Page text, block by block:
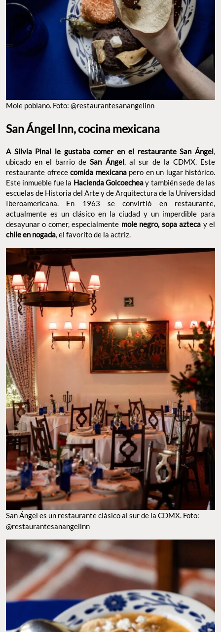
Mole poblano. Foto: @restaurantesanangelinn
San Ángel Inn, cocina mexicana
A Silvia Pinal le gustaba comer en el restaurante San Ángel,
ubicado en el barrio deSan Ángel, al sur de la CDMX. Este
restaurante ofrece comida mexicanapero en un lugar histórico.
Este inmueble fue la Hacienda Goicoecheay también sede de las
escuelas de Historia del Arte y de Arquitectura de la Universidad
Iberoamericana. En 1963 se convirtió en restaurante,
actualmente es un clásico en la ciudad y un imperdible para
desayunar o comer, especialmente mole negro, sopa azteca y el
chile en nogada, el favorito de la actriz.
San Ángel es un restaurante clásico al sur de la CDMX. Foto:
@restaurantesanangelinn